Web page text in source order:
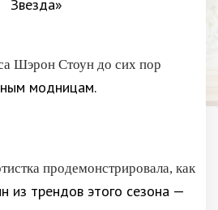
Шэрон Стоун до сих пор
модницам.
продемонстрировала, как
из трендов этого сезона —